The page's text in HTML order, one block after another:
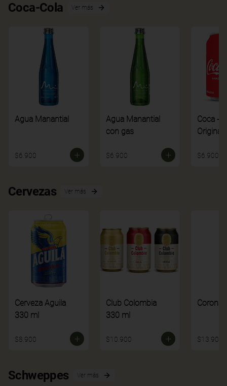
Coca-Cola Ver más
Agua Manantial
$6.900
Agua Manantial
con gas
$6.900
Coca -
Original
$6.900
Cervezas Ver más
Cerveza Aguila
330 ml
$8.900
Club Colombia
330 ml
$10.900
Corona
$13.900
Schweppes Ver más